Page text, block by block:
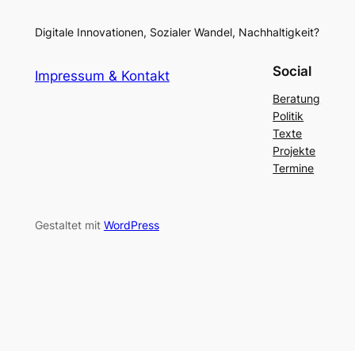
Digitale Innovationen, Sozialer Wandel, Nachhaltigkeit?
Impressum & Kontakt Social
Beratung
Politik
Texte
Projekte
Termine
Gestaltet mit WordPress